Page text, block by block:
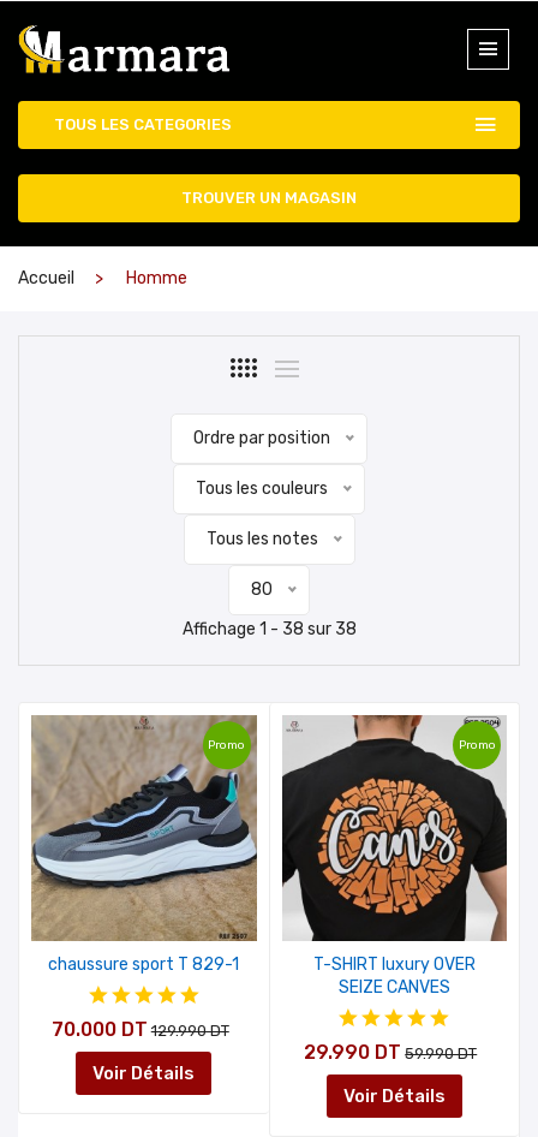
TOUS LES CATEGORIES
TROUVER UN MAGASIN
Accueil Homme
Ordre par position
Tous les couleurs
Tous les notes
80
Affichage 1 - 38 sur 38
Promo
chaussure sport T 829-1
70.000 DT 129.990 DT
Voir Détails
Promo
T-SHIRT luxury OVER
SEIZE CANVES
29.990 DT 59.990 DT
Voir Détails